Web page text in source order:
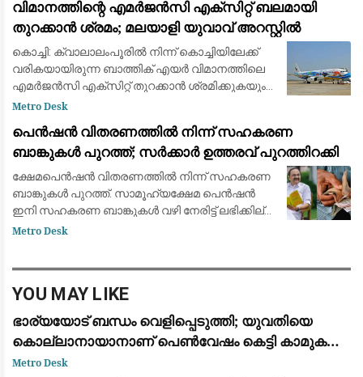
വിമാനത്തിന്റെ എമർജൻസി എക്സിറ്റ് ബലമായി
തുറക്കാൻ ശ്രമം; മലയാളി യുവാവ് അറസ്റ്റിൽ
കൊച്ചി: ക്വാലാലംപൂരിൽ നിന്ന് കൊച്ചിയിലേക്ക്
വരികയായിരുന്ന ബാത്തിക് എയർ വിമാനത്തിലെ
എമർജൻസി എക്സിറ്റ് തുറക്കാൻ ശ്രമിക്കുകയും
അതിന്റെ ജനൽ പാളിക്ക് കേടുപാടുകൾ
അറസ്റ
Metro Desk
പെൻഷൻ വിതരണത്തിൽ നിന്ന് സഹകരണ
ബാങ്കുകൾ പുറത്ത്; സർക്കാർ ഉത്തരവ് പുറത്തിറക്കി
ക്ഷേമപെൻഷൻ വിതരണത്തിൽ നിന്ന് സഹകരണ
ബാങ്കുകൾ പുറത്ത്. സാമൂഹ്യക്ഷേമ പെൻഷൻ
ഇനി സഹകരണ ബാങ്കുകൾ വഴി നേരിട്ട് ലഭിക്കില്ല.
പെൻഷൻ വിതരണത്തിൽ നിന്ന് സഹകരണ
Metro Desk
YOU MAY LIKE
ഭാര്യയോട് ബന്ധം വെളിപ്പെടുത്തി; യുവതിയെ
കൊല്ലാനായാനാണ് പെൺവേഷം കെട്ടി കാമുകൻ
ഗുരുവായൂരിലെത്തിയതെന്ന് പോലീസ്
Metro Desk